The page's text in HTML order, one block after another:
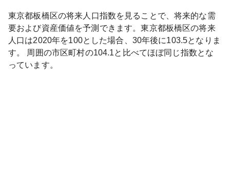
東京都板橋区の将来人口指数を見ることで、将来的な需
要および資産価値を予測できます。東京都板橋区の将来
人口は2020年を100とした場合、30年後に103.5となりま
す。
周囲の市区町村の104.1と比べてほぼ同じ指数とな
っています。